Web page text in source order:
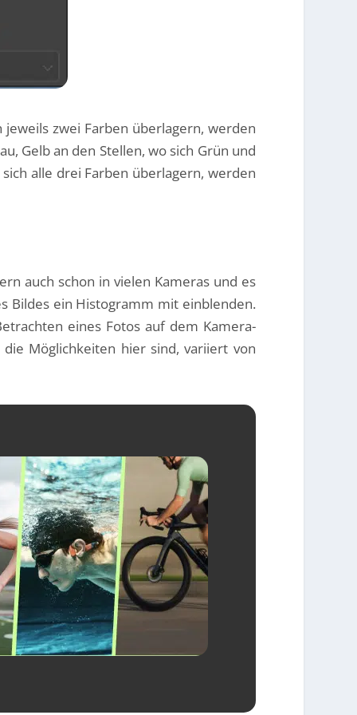
zwei Farben überlagern, werden
Gelb an den Stellen, wo sich Grün und
alle drei Farben überlagern, werden
auch schon in vielen Kameras und es
Bildes ein Histogramm mit einblenden.
eines Fotos auf dem Kamera-
Möglichkeiten hier sind, variiert von